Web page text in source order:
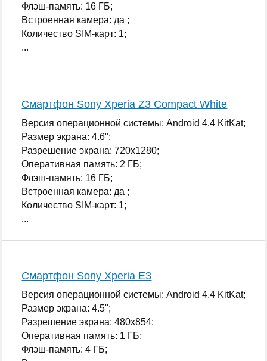
Флэш-память: 16 ГБ;
Встроенная камера: да ;
Количество SIM-карт: 1;
...
Смартфон Sony Xperia Z3 Compact White
Версия операционной системы: Android 4.4 KitKat;
Размер экрана: 4.6";
Разрешение экрана: 720x1280;
Оперативная память: 2 ГБ;
Флэш-память: 16 ГБ;
Встроенная камера: да ;
Количество SIM-карт: 1;
...
Смартфон Sony Xperia E3
Версия операционной системы: Android 4.4 KitKat;
Размер экрана: 4.5";
Разрешение экрана: 480x854;
Оперативная память: 1 ГБ;
Флэш-память: 4 ГБ;